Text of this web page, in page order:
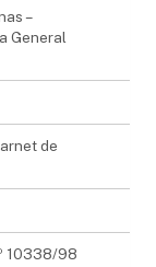
–
General
de
10338/98